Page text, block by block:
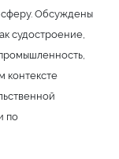
Обсуждены
судостроение,
контексте
по